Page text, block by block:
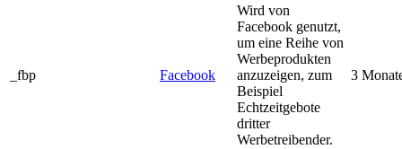
_fbp Facebook
Wird von
Facebook genutzt,
um eine Reihe von
Werbeprodukten
anzuzeigen, zum
Beispiel
Echtzeitgebote
dritter
Werbetreibender.
3